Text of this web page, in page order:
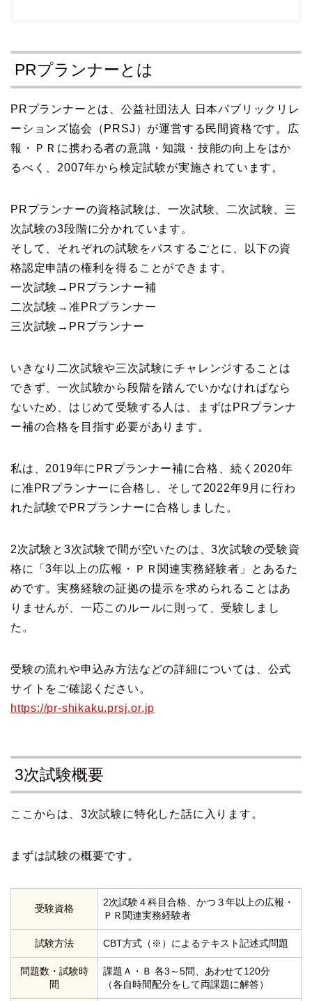
PRプランナーとは
PRプランナーとは、公益社団法人 日本パブリックリレ
ーションズ協会（PRSJ）が運営する民間資格です。広
報・ＰＲに携わる者の意識・知識・技能の向上をはか
るべく、2007年から検定試験が実施されています。
PRプランナーの資格試験は、一次試験、二次試験、三
次試験の3段階に分かれています。
そして、それぞれの試験をパスするごとに、以下の資
格認定申請の権利を得ることができます。
一次試験→PRプランナー補
二次試験→准PRプランナー
三次試験→PRプランナー
いきなり二次試験や三次試験にチャレンジすることは
できず、一次試験から段階を踏んでいかなければなら
ないため、はじめて受験する人は、まずはPRプランナ
ー補の合格を目指す必要があります。
私は、2019年にPRプランナー補に合格、続く2020年
に准PRプランナーに合格し、そして2022年9月に行わ
れた試験でPRプランナーに合格しました。
2次試験と3次試験で間が空いたのは、3次試験の受験資
格に「3年以上の広報・ＰＲ関連実務経験者」とあるた
めです。実務経験の証拠の提示を求められることはあ
りませんが、一応このルールに則って、受験しまし
た。
受験の流れや申込み方法などの詳細については、公式
サイトをご確認ください。
https://pr-shikaku.prsj.or.jp
3次試験概要
ここからは、3次試験に特化した話に入ります。
まずは試験の概要です。
受験資格
2次試験４科目合格、かつ３年以上の広報・
ＰＲ関連実務経験者
試験方法 CBT方式（※）によるテキスト記述式問題
問題数・試験時
間
課題Ａ・Ｂ 各3～5問、あわせて120分
（各自時間配分をして両課題に解答）